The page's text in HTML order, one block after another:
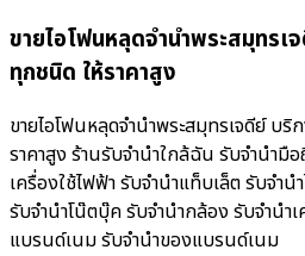
ขายไอโฟนหลุดจำนำพระสมุทรเ
ทุกชนิด ให้ราคาสูง
ขายไอโฟนหลุดจำนำพระสมุทรเจดีย์ บ
ราคาสูง ร้านรับจํานําใกล้ฉัน รับจำนำมื
เครื่องใช้ไฟฟ้า รับจำนำแท็บเล็ต รับจำ
รับจำนำโน๊ตบุ๊ค รับจำนำกล้อง รับจำนำเ
แบรนด์เนม รับจำนำของแบรนด์เนม